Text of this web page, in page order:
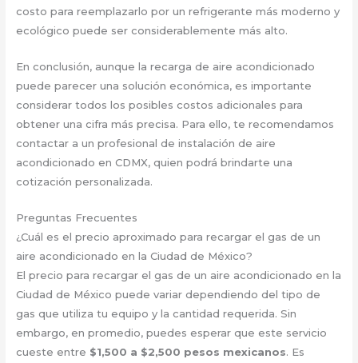
costo para reemplazarlo por un refrigerante más moderno y
ecológico puede ser considerablemente más alto.
En conclusión, aunque la recarga de aire acondicionado
puede parecer una solución económica, es importante
considerar todos los posibles costos adicionales para
obtener una cifra más precisa. Para ello, te recomendamos
contactar a un profesional de instalación de aire
acondicionado en CDMX, quien podrá brindarte una
cotización personalizada.
Preguntas Frecuentes
¿Cuál es el precio aproximado para recargar el gas de un
aire acondicionado en la Ciudad de México?
El precio para recargar el gas de un aire acondicionado en la
Ciudad de México puede variar dependiendo del tipo de
gas que utiliza tu equipo y la cantidad requerida. Sin
embargo, en promedio, puedes esperar que este servicio
cueste entre $1,500 a $2,500 pesos mexicanos. Es